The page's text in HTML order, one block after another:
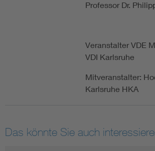
Professor Dr.
Veranstalter VDE
VDI Karlsruhe
Mitveranstalter:
Karlsruhe HKA
Das könnte Sie auch